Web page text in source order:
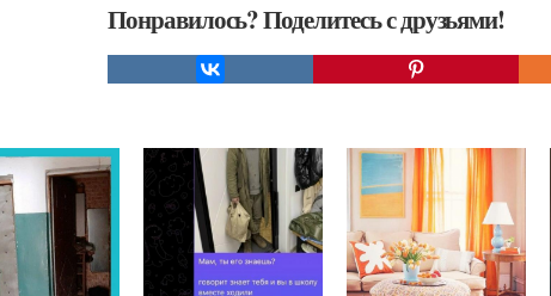
Понравилось? Поделитесь с друзьями!